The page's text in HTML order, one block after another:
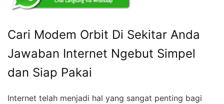
Cari Modem Orbit Di Sekitar Anda
Jawaban Internet Ngebut Simpel
dan Siap Pakai
Internet telah menjadi hal yang sangat penting bagi